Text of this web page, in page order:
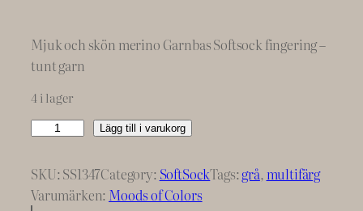
Mjuk och skön merino Garnbas Softsock fingering –
tunt garn
4 i lager
m
a
Lägg till i varukorg
SKU: SS1347Category: SoftSockTags: grå, multifärg
Varumärken: Moods of Colors